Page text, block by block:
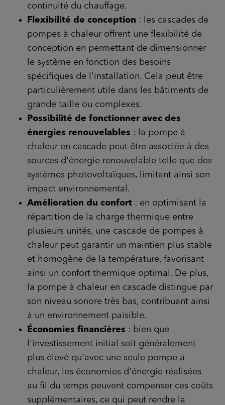
continuité du chauffage.
Flexibilité de conception : les cascades de
pompes à chaleur offrent une flexibilité de
conception en permettant de dimensionner
le système en fonction des besoins
spécifiques de l'installation. Cela peut être
particulièrement utile dans les bâtiments de
grande taille ou complexes.
Possibilité de fonctionner avec des
énergies renouvelables : la pompe à
chaleur en cascade peut être associée à des
sources d'énergie renouvelable telle que des
systèmes photovoltaïques, limitant ainsi son
impact environnemental.
Amélioration du confort : en optimisant la
répartition de la charge thermique entre
plusieurs unités, une cascade de pompes à
chaleur peut garantir un maintien plus stable
et homogène de la température, favorisant
ainsi un confort thermique optimal. De plus,
la pompe à chaleur en cascade distingue par
son niveau sonore très bas, contribuant ainsi
à un environnement paisible.
Économies financières : bien que
l'investissement initial soit généralement
plus élevé qu'avec une seule pompe à
chaleur, les économies d'énergie réalisées
au fil du temps peuvent compenser ces coûts
supplémentaires, ce qui peut rendre la